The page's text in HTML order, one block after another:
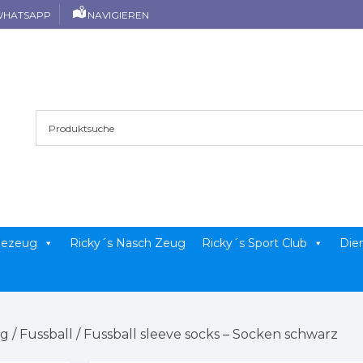
NAVIGIEREN
Ricky´s Nasch Zeug Ricky´s Sport Club
/ Fussball / Fussball sleeve socks – Socken schwarz